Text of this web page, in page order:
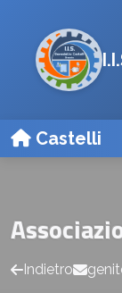
Castelli
Indietro